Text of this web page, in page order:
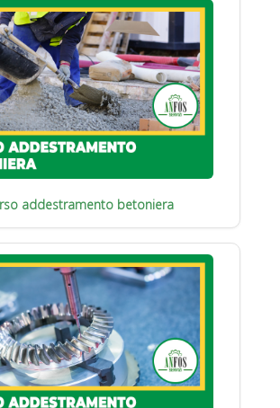
addestramento betoniera